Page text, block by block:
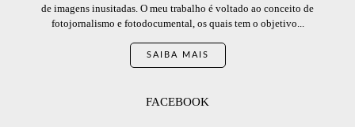
de imagens inusitadas. O meu trabalho é voltado ao conceito de
fotojornalismo e fotodocumental, os quais tem o objetivo...
SAIBA MAIS
FACEBOOK